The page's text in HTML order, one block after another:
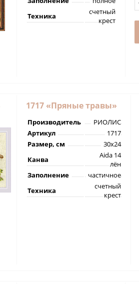
Техника
счетный
крест
1717 «Пряные травы»
Производитель
РИОЛИС
Артикул
1717
Размер, см
30х24
Канва
Aida 14
лён
Заполнение
частичное
Техника
счетный
крест